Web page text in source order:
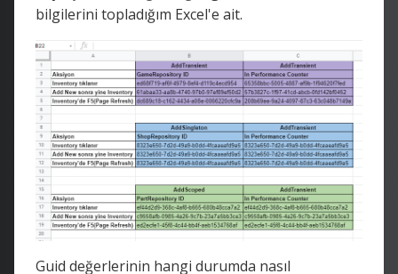
bilgilerini topladığım Excel'e ait.
Guid değerlerinin hangi durumda nasıl